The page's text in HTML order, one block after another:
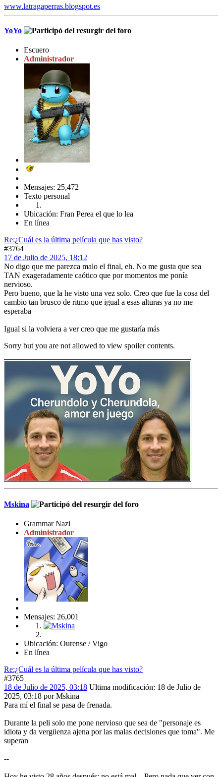
www.latragaperras.blogspot.es
YoYo
Escuero
Administrador
Mensajes: 25,472
Texto personal
Ubicación: Fran Perea el que lo lea
En línea
Re:¿Cuál es la última película que has visto?
#3764
17 de Julio de 2025, 18:12
No digo que me parezca malo el final, eh. No me gusta que sea
TAN exageradamente caótico que por momentos me ponía
nervioso.
Pero bueno, que la he visto una vez solo. Creo que fue la cosa del
cambio tan brusco de ritmo que igual a esas alturas ya no me
esperaba
Igual si la volviera a ver creo que me gustaría más
Sorry but you are not allowed to view spoiler contents.
Mskina
Grammar Nazi
Administrador
Mensajes: 26,001
Ubicación: Ourense / Vigo
En línea
Re:¿Cuál es la última película que has visto?
#3765
18 de Julio de 2025, 03:18 Ultima modificación: 18 de Julio de
2025, 03:18 por Mskina
Para mí el final se pasa de frenada.
Durante la peli solo me pone nervioso que sea de "personaje es
idiota y da vergüenza ajena por las malas decisiones que toma". Me
superan
--